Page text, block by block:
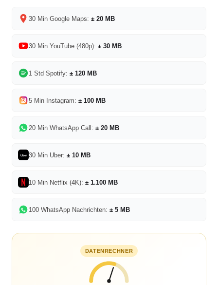
30 Min Google Maps: ± 20 MB
30 Min YouTube (480p): ± 30 MB
1 Std Spotify: ± 120 MB
5 Min Instagram: ± 100 MB
20 Min WhatsApp Call: ± 20 MB
Uber 30 Min Uber: ± 10 MB
10 Min Netflix (4K): ± 1.100 MB
100 WhatsApp Nachrichten: ± 5 MB
DATENRECHNER